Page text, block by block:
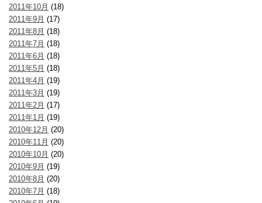
2011年10月 (18)
2011年9月 (17)
2011年8月 (18)
2011年7月 (18)
2011年6月 (18)
2011年5月 (18)
2011年4月 (19)
2011年3月 (19)
2011年2月 (17)
2011年1月 (19)
2010年12月 (20)
2010年11月 (20)
2010年10月 (20)
2010年9月 (19)
2010年8月 (20)
2010年7月 (18)